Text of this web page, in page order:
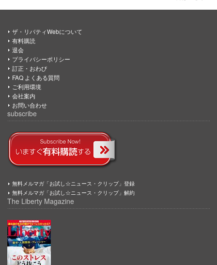
ザ・リバティWebについて
有料購読
退会
プライバシーポリシー
訂正・おわび
FAQ よくある質問
ご利用環境
会社案内
お問い合わせ
subscribe
無料メルマガ「お試し☆ニュース・クリップ」登録
無料メルマガ「お試し☆ニュース・クリップ」解約
The Liberty Magazine